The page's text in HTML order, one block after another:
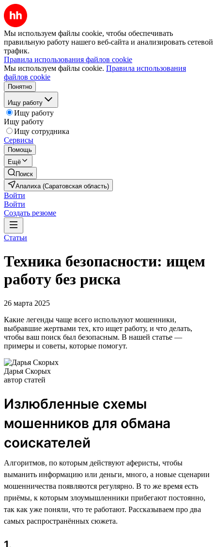
Мы используем файлы cookie, чтобы обеспечивать
правильную работу нашего веб-сайта и анализировать сетевой
трафик.
Правила использования файлов cookie
Мы используем файлы cookie. Правила использования
файлов cookie
Понятно
Ищу работу
Ищу работу
Ищу работу
Ищу сотрудника
Сервисы
Помощь
Ещё
Поиск
Апалиха (Саратовская область)
Войти
Войти
Создать резюме
Статьи
Техника безопасности: ищем
работу без риска
26 марта 2025
Какие легенды чаще всего используют мошенники,
выбравшие жертвами тех, кто ищет работу, и что делать,
чтобы ваш поиск был безопасным. В нашей статье —
примеры и советы, которые помогут.
Дарья Скорых
автор статей
Излюбленные схемы
мошенников для обмана
соискателей
Алгоритмов, по которым действуют аферисты, чтобы
выманить информацию или деньги, много, а новые сценарии
мошенничества появляются регулярно. В то же время есть
приёмы, к которым злоумышленники прибегают постоянно,
так как уже поняли, что те работают. Рассказываем про два
самых распространённых сюжета.